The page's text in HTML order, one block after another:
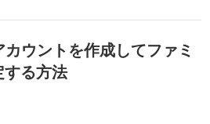
ウントを作成してファミ
する方法